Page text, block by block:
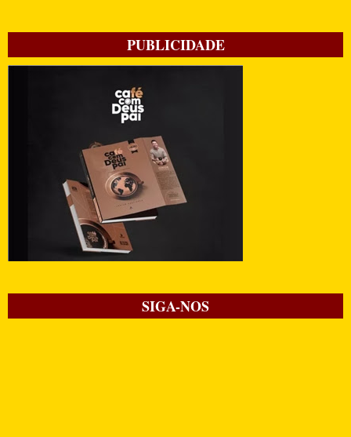
PUBLICIDADE
SIGA-NOS